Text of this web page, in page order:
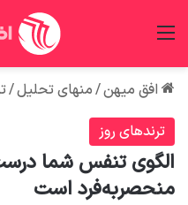
افق میهن/منهای تحلیل/
ترندهای روز
الگوی تنفس شما
منحصربه‌فرد است